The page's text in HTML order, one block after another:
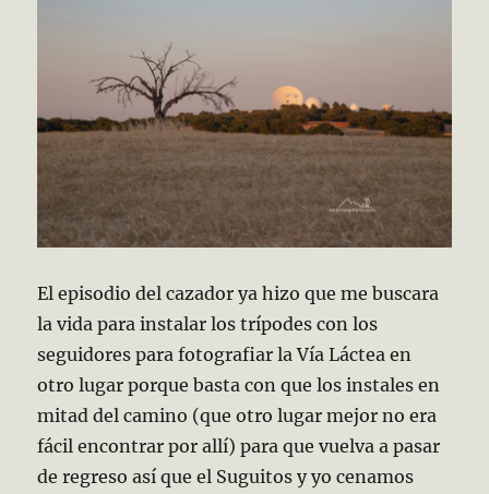
El episodio del cazador ya hizo que me buscara
la vida para instalar los trípodes con los
seguidores para fotografiar la Vía Láctea en
otro lugar porque basta con que los instales en
mitad del camino (que otro lugar mejor no era
fácil encontrar por allí) para que vuelva a pasar
de regreso así que el Suguitos y yo cenamos